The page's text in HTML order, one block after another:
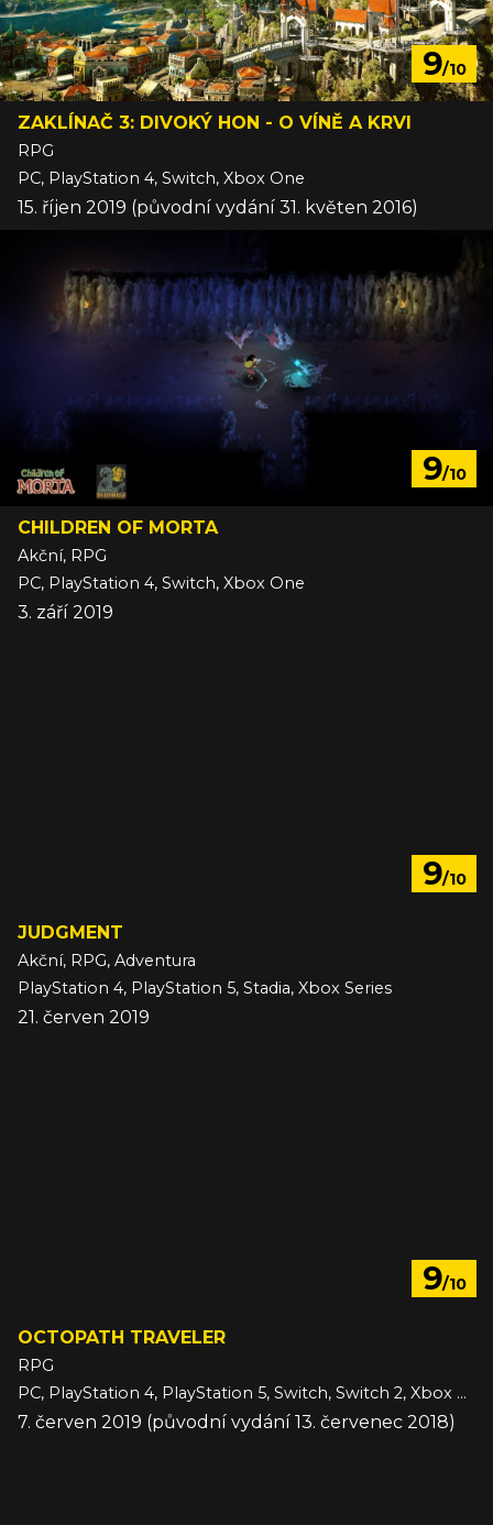
9/10
ZAKLÍNAČ 3: DIVOKÝ HON - O VÍNĚ A KRVI
RPG
PC, PlayStation 4, Switch, Xbox One
15. říjen 2019 (původní vydání 31. květen 2016)
9/10
CHILDREN OF MORTA
Akční, RPG
PC, PlayStation 4, Switch, Xbox One
3. září 2019
9/10
JUDGMENT
Akční, RPG, Adventura
PlayStation 4, PlayStation 5, Stadia, Xbox Series
21. červen 2019
9/10
OCTOPATH TRAVELER
RPG
PC, PlayStation 4, PlayStation 5, Switch, Switch 2, Xbox One
7. červen 2019 (původní vydání 13. červenec 2018)